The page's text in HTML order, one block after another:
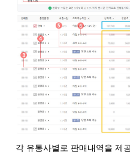
각 유통사별로 판매내역을 제